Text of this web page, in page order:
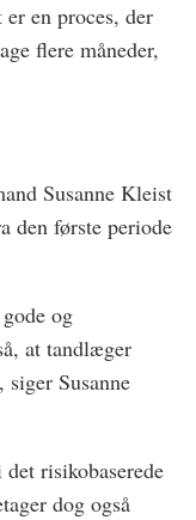
en proces, der
flere måneder,
Susanne Kleist
den første periode
og
at tandlæger
Susanne
risikobaserede
dog også